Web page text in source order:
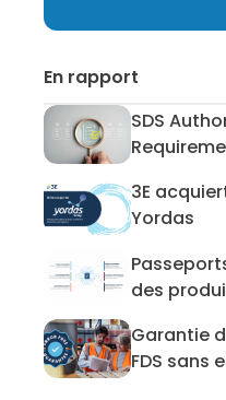
En rapport
SDS
3E
Yordas3E
des
données
au-delà
Garantie
FDS sans